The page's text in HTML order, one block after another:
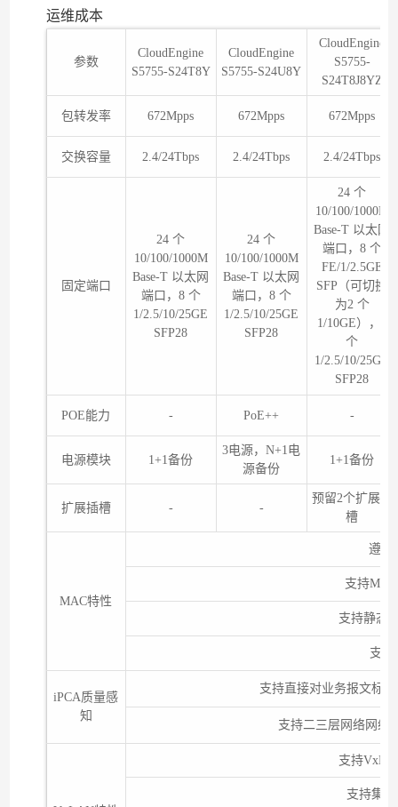
运维成本
参数
CloudEngine
S5755-S24T8Y
CloudEngine
S5755-S24U8Y
CloudEngine
S5755-
S24T8J8YZ
包转发率 672Mpps 672Mpps 672Mpps
交换容量 2.4/24Tbps 2.4/24Tbps 2.4/24Tbps
固定端口
24 个
10/100/1000M
Base-T 以太网
端口，8 个
1/2.5/10/25GE
SFP28
24 个
10/100/1000M
Base-T 以太网
端口，8 个
1/2.5/10/25GE
SFP28
24 个
10/100/1000M
Base-T 以太网
端口，8 个
FE/1/2.5GE
SFP（可切换
为2 个
1/10GE），8
个
1/2.5/10/25GE
SFP28
POE能力 - PoE++ -
电源模块 1+1备份
3电源，N+1电
源备份
1+1备份
扩展插槽 - -
预留2个扩展插
槽
MAC特性
遵循
支持
支持静态
支持
iPCA质量感
知
支持直接对业务报文标
支持二三层网络网络
支持
支持集